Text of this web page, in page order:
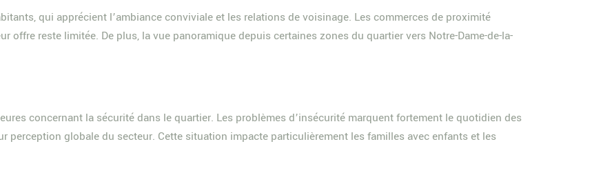
qui apprécient l’ambiance conviviale et les relations de voisinage. Les commerces de proximité
offre reste limitée. De plus, la vue panoramique depuis certaines zones du quartier vers Notre-Dame-de-la-
concernant la sécurité dans le quartier. Les problèmes d’insécurité marquent fortement le quotidien des
perception globale du secteur. Cette situation impacte particulièrement les familles avec enfants et les